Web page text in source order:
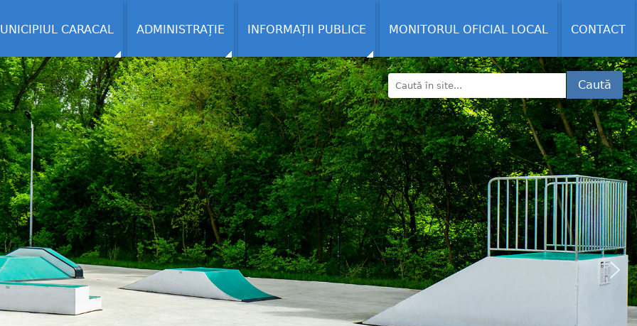
CARACAL ADMINISTRAȚIE INFORMAȚII PUBLICE MONITORUL OFICIAL LOCAL CONTACT
Caută